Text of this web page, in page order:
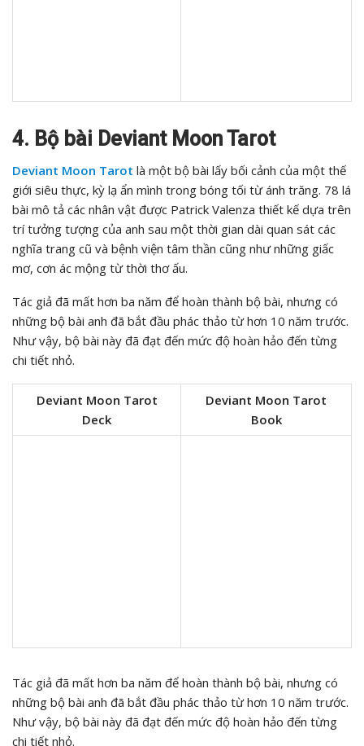
4. Bộ bài Deviant Moon Tarot
Deviant Moon Tarot là một bộ bài lấy bối cảnh của một thế
giới siêu thực, kỳ lạ ẩn mình trong bóng tối từ ánh trăng. 78 lá
bài mô tả các nhân vật được Patrick Valenza thiết kế dựa trên
trí tưởng tượng của anh sau một thời gian dài quan sát các
nghĩa trang cũ và bệnh viện tâm thần cũng như những giấc
mơ, cơn ác mộng từ thời thơ ấu.
Tác giả đã mất hơn ba năm để hoàn thành bộ bài, nhưng có
những bộ bài anh đã bắt đầu phác thảo từ hơn 10 năm trước.
Như vậy, bộ bài này đã đạt đến mức độ hoàn hảo đến từng
chi tiết nhỏ.
Deviant Moon Tarot
Deck
Deviant Moon Tarot
Book
Tác giả đã mất hơn ba năm để hoàn thành bộ bài, nhưng có
những bộ bài anh đã bắt đầu phác thảo từ hơn 10 năm trước.
Như vậy, bộ bài này đã đạt đến mức độ hoàn hảo đến từng
chi tiết nhỏ.